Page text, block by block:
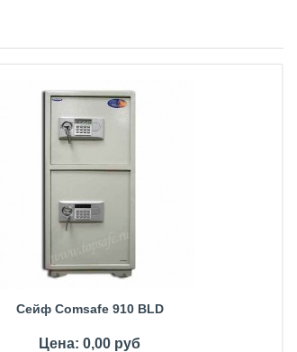
Сейф Comsafe 910 BLD
Цена: 0,00 руб